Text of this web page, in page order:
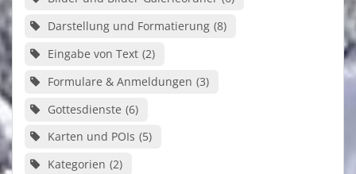
Darstellung und Formatierung 8
Eingabe von Text 2
Formulare & Anmeldungen 3
Gottesdienste 6
Karten und POIs 5
Kategorien 2